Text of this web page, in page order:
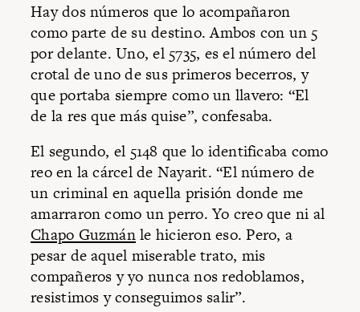
Hay dos números que lo acompañaron
como parte de su destino. Ambos con un 5
por delante. Uno, el 5735, es el número del
crotal de uno de sus primeros becerros, y
que portaba siempre como un llavero: “El
de la res que más quise”, confesaba.
El segundo, el 5148 que lo identificaba como
reo en la cárcel de Nayarit. “El número de
un criminal en aquella prisión donde me
amarraron como un perro. Yo creo que ni al
Chapo Guzmánle hicieron eso. Pero, a
pesar de aquel miserable trato, mis
compañeros y yo nunca nos redoblamos,
resistimos y conseguimos salir”.